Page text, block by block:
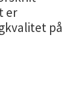
er
på